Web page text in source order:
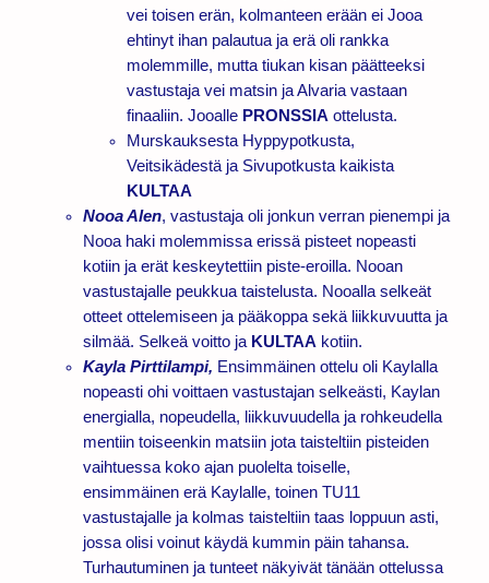
vei toisen erän, kolmanteen erään ei Jooa
ehtinyt ihan palautua ja erä oli rankka
molemmille, mutta tiukan kisan päätteeksi
vastustaja vei matsin ja Alvaria vastaan
finaaliin. JooallePRONSSIA ottelusta.
Murskauksesta Hyppypotkusta,
Veitsikädestä ja Sivupotkusta kaikista
KULTAA
Nooa Alen, vastustaja oli jonkun verran pienempi ja
Nooa haki molemmissa erissä pisteet nopeasti
kotiin ja erät keskeytettiin piste-eroilla. Nooan
vastustajalle peukkua taistelusta. Nooalla selkeät
otteet ottelemiseen ja pääkoppa sekä liikkuvuutta ja
silmää. Selkeä voitto ja KULTAA kotiin.
Kayla Pirttilampi, Ensimmäinen ottelu oli Kaylalla
nopeasti ohi voittaen vastustajan selkeästi, Kaylan
energialla, nopeudella, liikkuvuudella ja rohkeudella
mentiin toiseenkin matsiin jota taisteltiin pisteiden
vaihtuessa koko ajan puolelta toiselle,
ensimmäinen erä Kaylalle, toinen TU11
vastustajalle ja kolmas taisteltiin taas loppuun asti,
jossa olisi voinut käydä kummin päin tahansa.
Turhautuminen ja tunteet näkyivät tänään ottelussa